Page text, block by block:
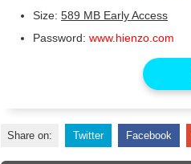
Size: 589 MB Early Access
Password: www.hienzo.com
Share on: Twitter Facebook